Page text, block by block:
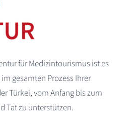
für Medizintourismus ist es
gesamten Prozess Ihrer
Türkei, vom Anfang bis zum
Tat zu unterstützen.